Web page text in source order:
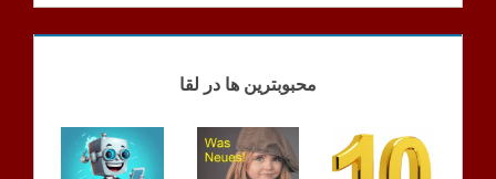
محبوبترین ها در لقا